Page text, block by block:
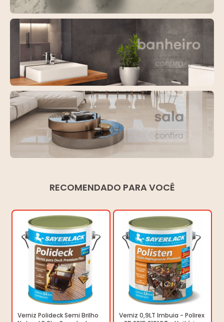
RECOMENDADO PARA VOCÊ
Verniz Polideck Semi Brilho
Verniz 0,9LT Imbuia - Polirex